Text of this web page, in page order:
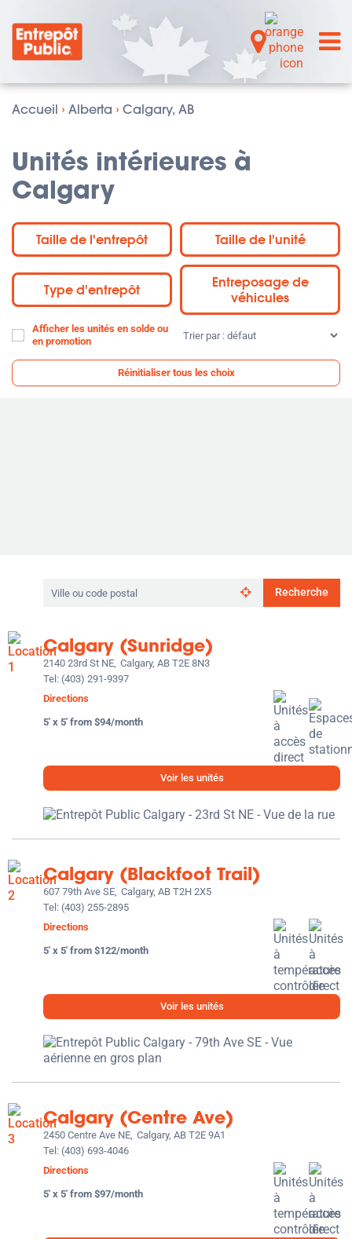
Accueil › Alberta › Calgary, AB
Unités intérieures à
Calgary
Taille de l'entrepôt Taille de l'unité
Type d'entrepôt
Entreposage de
véhicules
Afficher les unités en solde ou
en promotion
Trier
Réinitialiser tous les choix
Rechercher
par
code
postal
Recherche
Calgary (Sunridge)
2140 23rd St NE, Calgary, AB T2E 8N3
Tel: (403) 291-9397
Directions
5' x 5' from $94/month
Voir les unités
Calgary (Blackfoot Trail)
607 79th Ave SE, Calgary, AB T2H 2X5
Tel: (403) 255-2895
Directions
5' x 5' from $122/month
Voir les unités
Calgary (Centre Ave)
2450 Centre Ave NE, Calgary, AB T2E 9A1
Tel: (403) 693-4046
Directions
5' x 5' from $97/month